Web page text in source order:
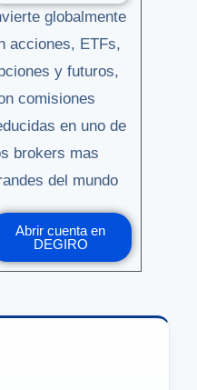
globalmente
acciones, ETFs,
y futuros,
comisiones
en uno de
brokers mas
del mundo
Abrir cuenta en
DEGIRO